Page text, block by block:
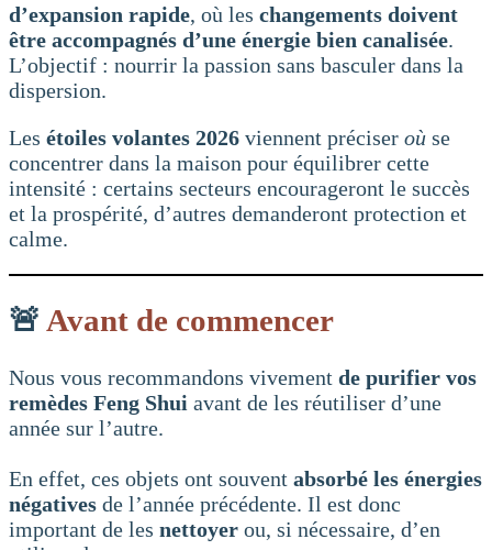
d’expansion rapide, où les changements doivent
être accompagnés d’une énergie bien canalisée.
L’objectif : nourrir la passion sans basculer dans la
dispersion.
Les étoiles volantes 2026 viennent préciser où se
concentrer dans la maison pour équilibrer cette
intensité : certains secteurs encourageront le succès
et la prospérité, d’autres demanderont protection et
calme.
🚨 Avant de commencer
Nous vous recommandons vivement de purifier vos
remèdes Feng Shui avant de les réutiliser d’une
année sur l’autre.
En effet, ces objets ont souvent absorbé les énergies
négatives de l’année précédente. Il est donc
important de les nettoyer ou, si nécessaire, d’en